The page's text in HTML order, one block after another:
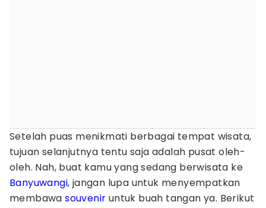
Setelah puas menikmati berbagai tempat wisata,
tujuan selanjutnya tentu saja adalah pusat oleh-
oleh. Nah, buat kamu yang sedang berwisata ke
Banyuwangi, jangan lupa untuk menyempatkan
membawasouvenir untuk buah tangan ya. Berikut